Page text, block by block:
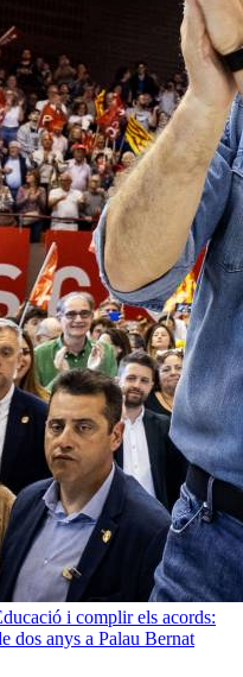
i complir els acords:
dos anys a Palau Bernat